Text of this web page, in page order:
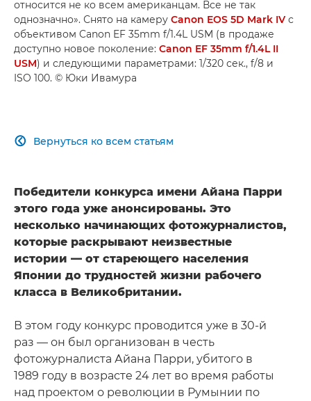
относится не ко всем американцам. Все не так
однозначно». Снято на камеру Canon EOS 5D Mark IV с
объективом Canon EF 35mm f/1.4L USM (в продаже
доступно новое поколение: Canon EF 35mm f/1.4L II
USM) и следующими параметрами: 1/320 сек., f/8 и
ISO 100. © Юки Ивамура
Вернуться ко всем статьям

Победители конкурса имени Айана Парри
этого года уже анонсированы. Это
несколько начинающих фотожурналистов,
которые раскрывают неизвестные
истории — от стареющего населения
Японии до трудностей жизни рабочего
класса в Великобритании.
В этом году конкурс проводится уже в 30-й
раз — он был организован в честь
фотожурналиста Айана Парри, убитого в
1989 году в возрасте 24 лет во время работы
над проектом о революции в Румынии по